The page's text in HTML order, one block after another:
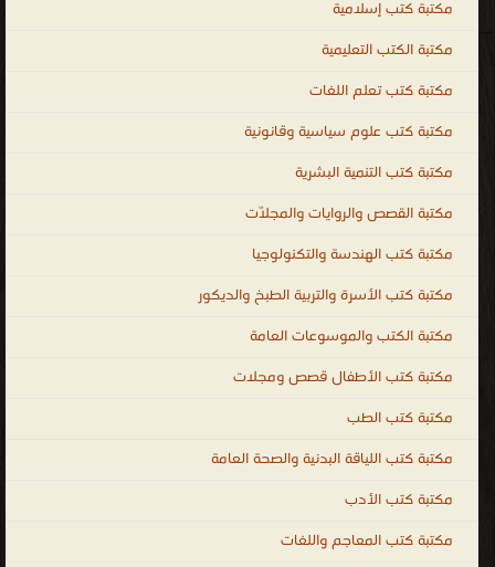
مكتبة كتب إسلامية
مكتبة الكتب التعليمية
مكتبة كتب تعلم اللغات
مكتبة كتب علوم سياسية وقانونية
مكتبة كتب التنمية البشرية
مكتبة القصص والروايات والمجلّات
مكتبة كتب الهندسة والتكنولوجيا
مكتبة كتب الأسرة والتربية الطبخ والديكور
مكتبة الكتب والموسوعات العامة
مكتبة كتب الأطفال قصص ومجلات
مكتبة كتب الطب
مكتبة كتب اللياقة البدنية والصحة العامة
مكتبة كتب الأدب
مكتبة كتب المعاجم واللغات